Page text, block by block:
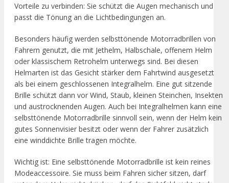
Vorteile zu verbinden: Sie schützt die Augen mechanisch und
passt die Tönung an die Lichtbedingungen an.
Besonders häufig werden selbsttönende Motorradbrillen von
Fahrern genutzt, die mit Jethelm, Halbschale, offenem Helm
oder klassischem Retrohelm unterwegs sind. Bei diesen
Helmarten ist das Gesicht stärker dem Fahrtwind ausgesetzt
als bei einem geschlossenen Integralhelm. Eine gut sitzende
Brille schützt dann vor Wind, Staub, kleinen Steinchen, Insekten
und austrocknenden Augen. Auch bei Integralhelmen kann eine
selbsttönende Motorradbrille sinnvoll sein, wenn der Helm kein
gutes Sonnenvisier besitzt oder wenn der Fahrer zusätzlich
eine winddichte Brille tragen möchte.
Wichtig ist: Eine selbsttönende Motorradbrille ist kein reines
Modeaccessoire. Sie muss beim Fahren sicher sitzen, darf